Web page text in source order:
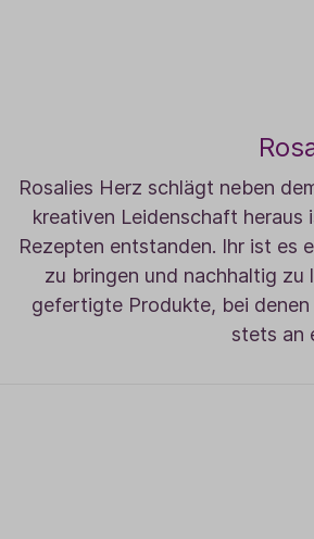
Rosalies Herz schlägt neben
kreativen Leidenschaft heraus
Rezepten entstanden. Ihr ist es
zu bringen und nachhaltig zu
gefertigte Produkte, bei
stets an